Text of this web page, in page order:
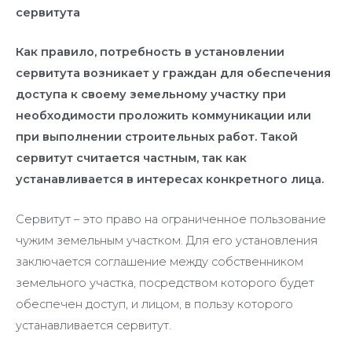
сервитута
Как правило, потребность в установлении
сервитута возникает у граждан для обеспечения
доступа к своему земельному участку при
необходимости проложить коммуникации или
при выполнении строительных работ. Такой
сервитут считается частным, так как
устанавливается в интересах конкретного лица.
Сервитут – это право на ограниченное пользование
чужим земельным участком. Для его установления
заключается соглашение между собственником
земельного участка, посредством которого будет
обеспечен доступ, и лицом, в пользу которого
устанавливается сервитут.